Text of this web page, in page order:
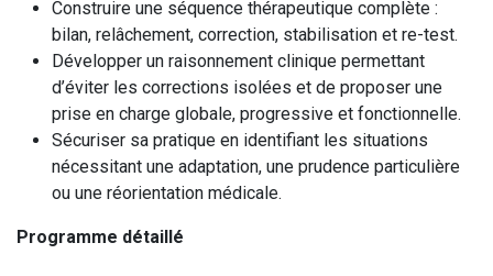
Construire une séquence thérapeutique complète :
bilan, relâchement, correction, stabilisation et re-test.
Développer un raisonnement clinique permettant
d’éviter les corrections isolées et de proposer une
prise en charge globale, progressive et fonctionnelle.
Sécuriser sa pratique en identifiant les situations
nécessitant une adaptation, une prudence particulière
ou une réorientation médicale.
Programme détaillé